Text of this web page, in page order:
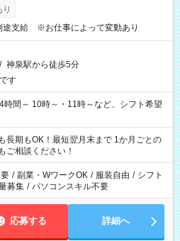
途支給 ※お仕事によって変動あり
/ 神泉駅から徒歩5分
す
間～ 10時～・11時～など、シフト希望
長期もOK！最短翌月末まで 1か月ごとの
ご相談ください！
/ 副業・WワークOK / 服装自由 / シフト
募集 / パソコンスキル不要
応募する 詳細へ